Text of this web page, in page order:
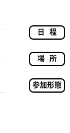
日程
場所
参加形態